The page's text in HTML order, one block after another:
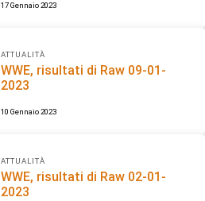
17 Gennaio 2023
ATTUALITÀ
WWE, risultati di Raw 09-01-
2023
10 Gennaio 2023
ATTUALITÀ
WWE, risultati di Raw 02-01-
2023